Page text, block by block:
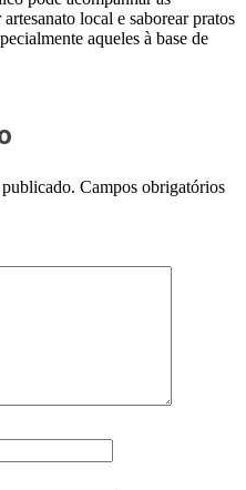
local e saborear pratos
aqueles à base de
Campos obrigatórios